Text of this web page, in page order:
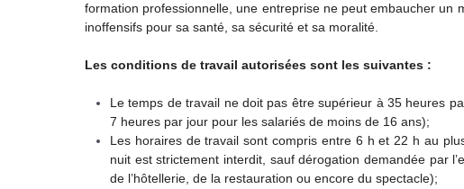
formation professionnelle, une entreprise ne peut embaucher
inoffensifs pour sa santé, sa sécurité et sa moralité.
Les conditions de travail autorisées sont les suivantes :
Le temps de travail ne doit pas être supérieur à 35 heures
7 heures par jour pour les salariés de moins de 16 ans);
Les horaires de travail sont compris entre 6 h et 22 h au
nuit est strictement interdit, sauf dérogation demandée par
de l’hôtellerie, de la restauration ou encore du spectacle);